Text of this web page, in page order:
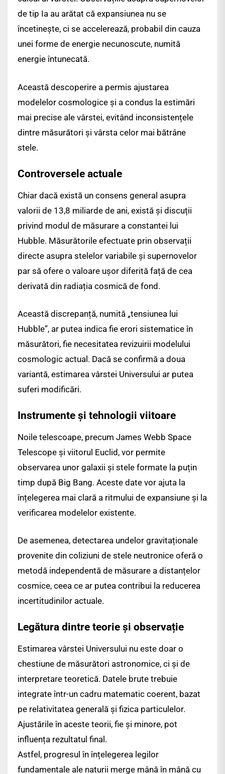
de tip Ia au arătat că expansiunea nu se
încetinește, ci se accelerează, probabil din cauza
unei forme de energie necunoscute, numită
energie întunecată.
Această descoperire a permis ajustarea
modelelor cosmologice și a condus la estimări
mai precise ale vârstei, evitând inconsistențele
dintre măsurători și vârsta celor mai bătrâne
stele.
Controversele actuale
Chiar dacă există un consens general asupra
valorii de 13,8 miliarde de ani, există și discuții
privind modul de măsurare a constantei lui
Hubble. Măsurătorile efectuate prin observații
directe asupra stelelor variabile și supernovelor
par să ofere o valoare ușor diferită față de cea
derivată din radiația cosmică de fond.
Această discrepanță, numită „tensiunea lui
Hubble”, ar putea indica fie erori sistematice în
măsurători, fie necesitatea revizuirii modelului
cosmologic actual. Dacă se confirmă a doua
variantă, estimarea vârstei Universului ar putea
suferi modificări.
Instrumente și tehnologii viitoare
Noile telescoape, precum James Webb Space
Telescope și viitorul Euclid, vor permite
observarea unor galaxii și stele formate la puțin
timp după Big Bang. Aceste date vor ajuta la
înțelegerea mai clară a ritmului de expansiune și la
verificarea modelelor existente.
De asemenea, detectarea undelor gravitaționale
provenite din coliziuni de stele neutronice oferă o
metodă independentă de măsurare a distanțelor
cosmice, ceea ce ar putea contribui la reducerea
incertitudinilor actuale.
Legătura dintre teorie și observație
Estimarea vârstei Universului nu este doar o
chestiune de măsurători astronomice, ci și de
interpretare teoretică. Datele brute trebuie
integrate într-un cadru matematic coerent, bazat
pe relativitatea generală și fizica particulelor.
Ajustările în aceste teorii, fie și minore, pot
influența rezultatul final.
Astfel, progresul în înțelegerea legilor
fundamentale ale naturii merge mână în mână cu